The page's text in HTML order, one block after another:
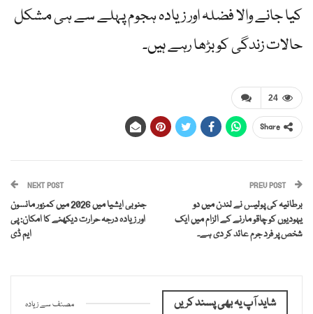
کیا جانے والا فضلہ اور زیادہ ہجوم پہلے سے ہی مشکل
حالات زندگی کو بڑھا رہے ہیں۔
24
Share
PREV POST
برطانیہ کی پولیس نے لندن میں دو
یہودیوں کو چاقو مارنے کے الزام میں ایک
شخص پر فرد جرم عائد کر دی ہے۔
NEXT POST
جنوبی ایشیا میں 2026 میں کمزور مانسون
اور زیادہ درجہ حرارت دیکھنے کا امکان: پی
ایم ڈی
شاید آپ یہ بھی پسند کریں مصنف سے زیادہ